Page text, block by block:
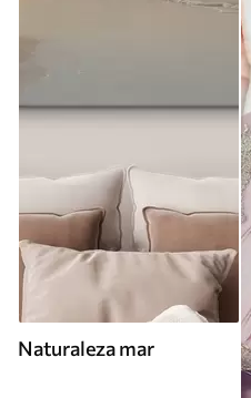
Naturaleza mar